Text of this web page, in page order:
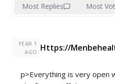
Most
Most Replies
Https://
1 YEAR
AGO
<p>Everything is very open